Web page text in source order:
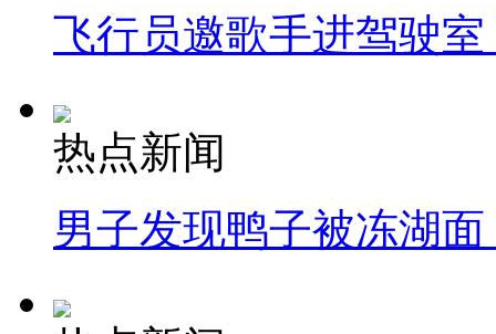
飞行员邀歌手进驾驶
热点新闻
男子发现鸭子被冻湖